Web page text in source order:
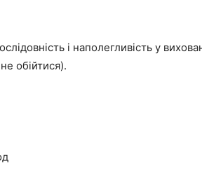
і наполегливість у
обійтися).